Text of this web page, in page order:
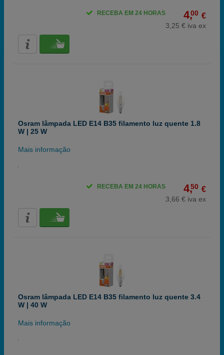
4,00 €
3,25 € iva ex
RECEBA EM 24 HORAS
Osram lâmpada LED E14 B35 filamento luz quente 1.8
W | 25 W
Mais informação
4,50 €
3,66 € iva ex
RECEBA EM 24 HORAS
Osram lâmpada LED E14 B35 filamento luz quente 3.4
W | 40 W
Mais informação